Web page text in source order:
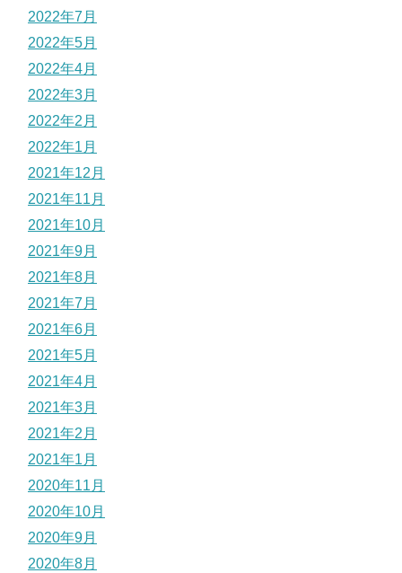
2022年7月
2022年5月
2022年4月
2022年3月
2022年2月
2022年1月
2021年12月
2021年11月
2021年10月
2021年9月
2021年8月
2021年7月
2021年6月
2021年5月
2021年4月
2021年3月
2021年2月
2021年1月
2020年11月
2020年10月
2020年9月
2020年8月